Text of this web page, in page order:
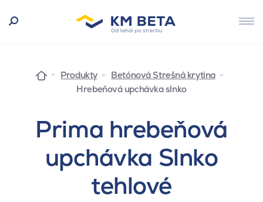
Produkty
Betónová Strešná krytina
Hrebeňová upchávka slnko
Prima hrebeňová
upchávka Slnko
tehlové